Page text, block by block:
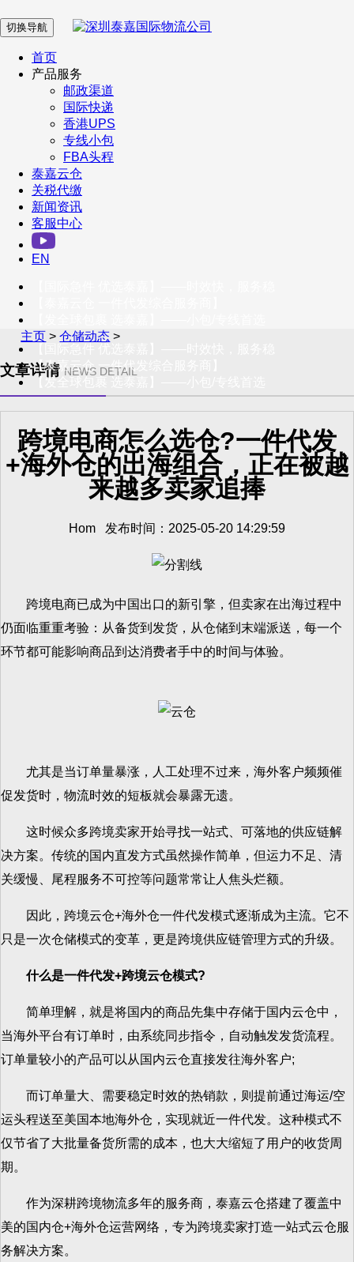
在 线 客 服
企业微信
订阅号
客户服务热线
400-098-5699
联系我们
切换导航
首页
产品服务
邮政渠道
国际快递
香港UPS
专线小包
FBA头程
泰嘉云仓
关税代缴
新闻资讯
客服中心
EN
【泰嘉云仓 一件代发综合服务商】
【发全球包裹 选泰嘉】——小包/专线首选
主页 >仓储动态 >
文章详情 NEWS DETAIL
跨境电商怎么选仓?一件代发
+海外仓的出海组合，正在被越
来越多卖家追捧
Hom 发布时间：2025-05-20 14:29:59
跨境电商已成为中国出口的新引擎，但卖家在出海过程中
仍面临重重考验：从备货到发货，从仓储到末端派送，每一个
环节都可能影响商品到达消费者手中的时间与体验。
尤其是当订单量暴涨，人工处理不过来，海外客户频频催
促发货时，物流时效的短板就会暴露无遗。
这时候众多跨境卖家开始寻找一站式、可落地的供应链解
决方案。传统的国内直发方式虽然操作简单，但运力不足、清
关缓慢、尾程服务不可控等问题常常让人焦头烂额。
因此，跨境云仓+海外仓一件代发模式逐渐成为主流。它不
只是一次仓储模式的变革，更是跨境供应链管理方式的升级。
什么是一件代发+跨境云仓模式?
简单理解，就是将国内的商品先集中存储于国内云仓中，
当海外平台有订单时，由系统同步指令，自动触发发货流程。
订单量较小的产品可以从国内云仓直接发往海外客户;
而订单量大、需要稳定时效的热销款，则提前通过海运/空
运头程送至美国本地海外仓，实现就近一件代发。这种模式不
仅节省了大批量备货所需的成本，也大大缩短了用户的收货周
期。
作为深耕跨境物流多年的服务商，泰嘉云仓搭建了覆盖中
美的国内仓+海外仓运营网络，专为跨境卖家打造一站式云仓服
务解决方案。